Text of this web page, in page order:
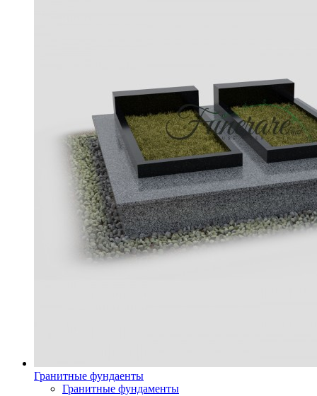
Гранитные фундаенты
Гранитные фундаменты